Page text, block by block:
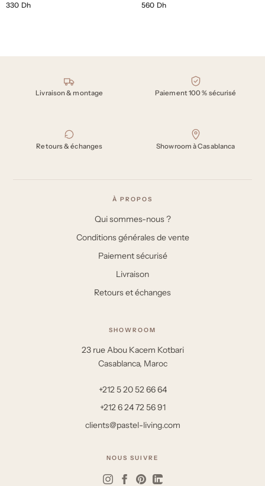
330 Dh
560 Dh
Nos engagements
Livraison & montage Paiement 100 % sécurisé
Retours & échanges Showroom à Casablanca
À PROPOS
Qui sommes-nous ?
Conditions générales de vente
Paiement sécurisé
Livraison
Retours et échanges
SHOWROOM
23 rue Abou Kacem Kotbari
Casablanca, Maroc
+212 5 20 52 66 64
+212 6 24 72 56 91
clients@pastel-living.com
NOUS SUIVRE